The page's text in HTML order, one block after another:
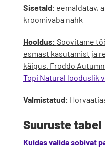
Sisetald: eemaldatav,
kroomivaba nahk
Hooldus: Soovitame
esmast kasutamist ja
käigus. Froddo
Topi Natural looduslik
Valmistatud:
Suuruste tabel
Kuidas valida sobivat